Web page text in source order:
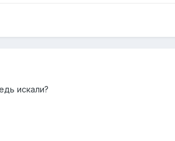
искали?